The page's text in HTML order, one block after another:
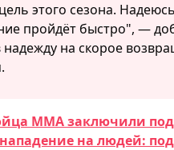
этого сезона.
пройдёт быстро", —
на скорое
ММА заключили
на людей: